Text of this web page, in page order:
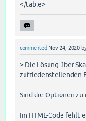
</table>
commented Nov 24, 2020
> Die Lösung über
zufriedenstellenden
Sind die Optionen zu
Im HTML-Code fehlt